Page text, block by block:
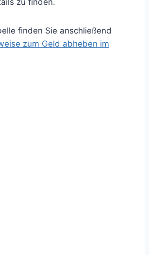
zu finden.
finden Sie anschließend
zum Geld abheben im